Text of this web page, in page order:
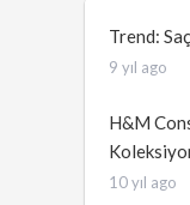
Trend:
9 yıl ago
H&M
10 yıl ago